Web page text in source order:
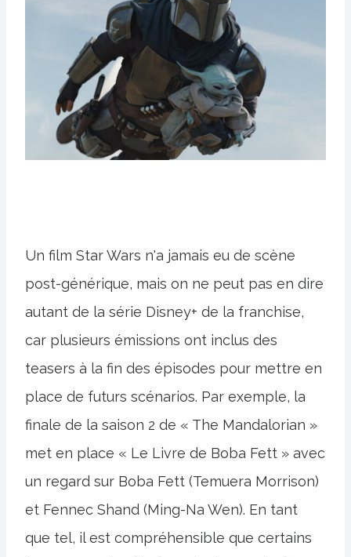
Un film Star Wars n'a jamais eu de scène
post-générique, mais on ne peut pas en dire
autant de la série Disney+ de la franchise,
car plusieurs émissions ont inclus des
teasers à la fin des épisodes pour mettre en
place de futurs scénarios. Par exemple, la
finale de la saison 2 de « The Mandalorian »
met en place « Le Livre de Boba Fett » avec
un regard sur Boba Fett (Temuera Morrison)
et Fennec Shand (Ming-Na Wen). En tant
que tel, il est compréhensible que certains